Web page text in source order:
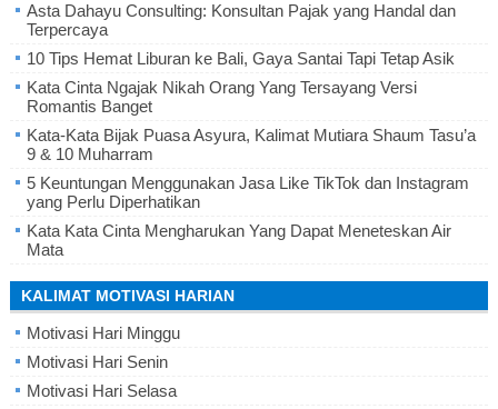
Asta Dahayu Consulting: Konsultan Pajak yang Handal dan
Terpercaya
10 Tips Hemat Liburan ke Bali, Gaya Santai Tapi Tetap Asik
Kata Cinta Ngajak Nikah Orang Yang Tersayang Versi
Romantis Banget
Kata-Kata Bijak Puasa Asyura, Kalimat Mutiara Shaum Tasu’a
9 & 10 Muharram
5 Keuntungan Menggunakan Jasa Like TikTok dan Instagram
yang Perlu Diperhatikan
Kata Kata Cinta Mengharukan Yang Dapat Meneteskan Air
Mata
KALIMAT MOTIVASI HARIAN
Motivasi Hari Minggu
Motivasi Hari Senin
Motivasi Hari Selasa